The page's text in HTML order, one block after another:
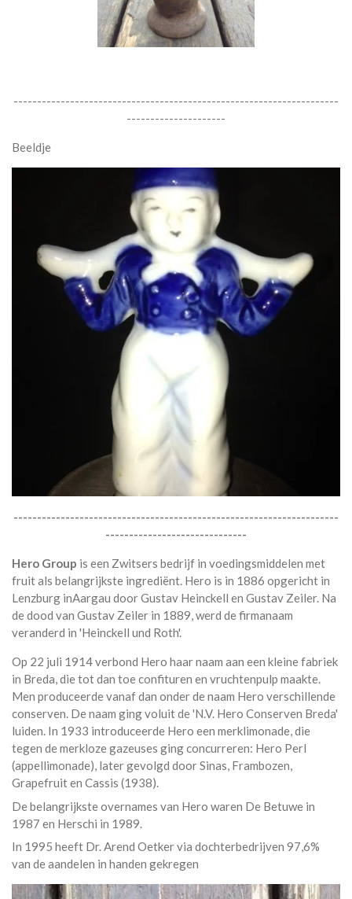
---------------------------------------------------------------------
---------------------
Beeldje
---------------------------------------------------------------------
------------------------------
Hero Group is een Zwitsers bedrijf in voedingsmiddelen met
fruit als belangrijkste ingrediënt. Hero is in 1886 opgericht in
Lenzburg inAargau door Gustav Heinckell en Gustav Zeiler. Na
de dood van Gustav Zeiler in 1889, werd de firmanaam
veranderd in 'Heinckell und Roth'.
Op 22 juli 1914 verbond Hero haar naam aan een kleine fabriek
in Breda, die tot dan toe confituren en vruchtenpulp maakte.
Men produceerde vanaf dan onder de naam Hero verschillende
conserven. De naam ging voluit de 'N.V. Hero Conserven Breda'
luiden. In 1933 introduceerde Hero een merklimonade, die
tegen de merkloze gazeuses ging concurreren: Hero Perl
(appellimonade), later gevolgd door Sinas, Frambozen,
Grapefruit en Cassis (1938).
De belangrijkste overnames van Hero waren De Betuwe in
1987 en Herschi in 1989.
In 1995 heeft Dr. Arend Oetker via dochterbedrijven 97,6%
van de aandelen in handen gekregen